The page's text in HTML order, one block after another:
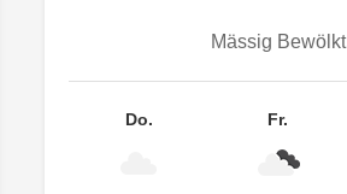
Mässig Bewölkt
Do. Fr.